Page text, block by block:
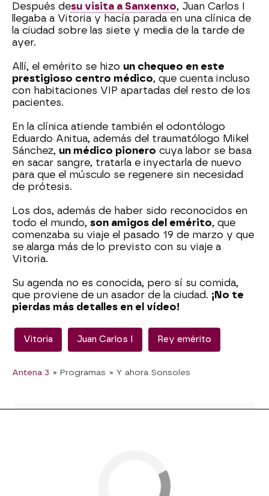
Después desu visita a Sanxenxo, Juan Carlos I
llegaba a Vitoria y hacía parada en una clínica de
la ciudad sobre las siete y media de la tarde de
ayer.
Allí, el emérito se hizo un chequeo en este
prestigioso centro médico, que cuenta incluso
con habitaciones VIP apartadas del resto de los
pacientes.
En la clínica atiende también el odontólogo
Eduardo Anitua, además del traumatólogo Mikel
Sánchez, un médico pionero cuya labor se basa
en sacar sangre, tratarla e inyectarla de nuevo
para que el músculo se regenere sin necesidad
de prótesis.
Los dos, además de haber sido reconocidos en
todo el mundo, son amigos del emérito, que
comenzaba su viaje el pasado 19 de marzo y que
se alarga más de lo previsto con su viaje a
Vitoria.
Su agenda no es conocida, pero sí su comida,
que proviene de un asador de la ciudad. ¡No te
pierdas más detalles en el vídeo!
Vitoria Juan Carlos I Rey emérito
Antena 3 » Programas » Y ahora Sonsoles